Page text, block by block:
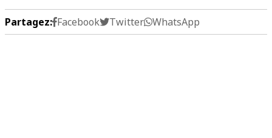
Partagez: Facebook Twitter WhatsApp